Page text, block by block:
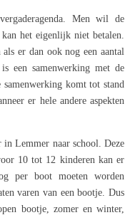
Men wil de
het eigenlijk niet betalen.
er dan ook nog een aantal
een samenwerking met de
samenwerking komt tot stand
er hele andere aspekten
Lemmer naar school. Deze
10 tot 12 kinderen kan er
per boot moeten worden
varen van een bootje. Dus
bootje, zomer en winter,